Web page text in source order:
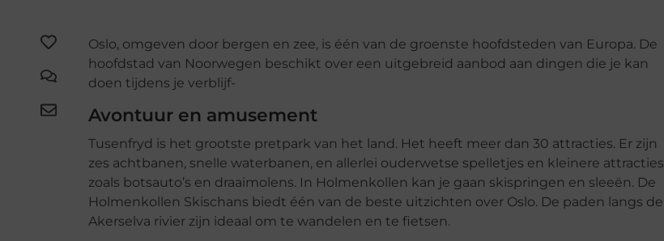
Oslo, omgeven door bergen en zee, is één van de groenste hoofdsteden van Europa. De
hoofdstad van Noorwegen beschikt over een uitgebreid aanbod aan dingen die je kan
doen tijdens je verblijf-
Avontuur en amusement
Tusenfryd is het grootste pretpark van het land. Het heeft meer dan 30 attracties. Er zijn
zes achtbanen, snelle waterbanen, en allerlei ouderwetse spelletjes en kleinere attracties
zoals botsauto’s en draaimolens. In Holmenkollen kan je gaan skispringen en sleeën. De
Holmenkollen Skischans biedt één van de beste uitzichten over Oslo. De paden langs de
Akerselva rivier zijn ideaal om te wandelen en te fietsen.